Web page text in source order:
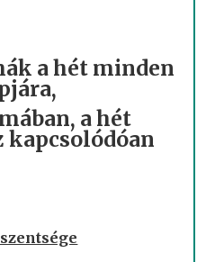
a hét minden
a hét
kapcsolódóan